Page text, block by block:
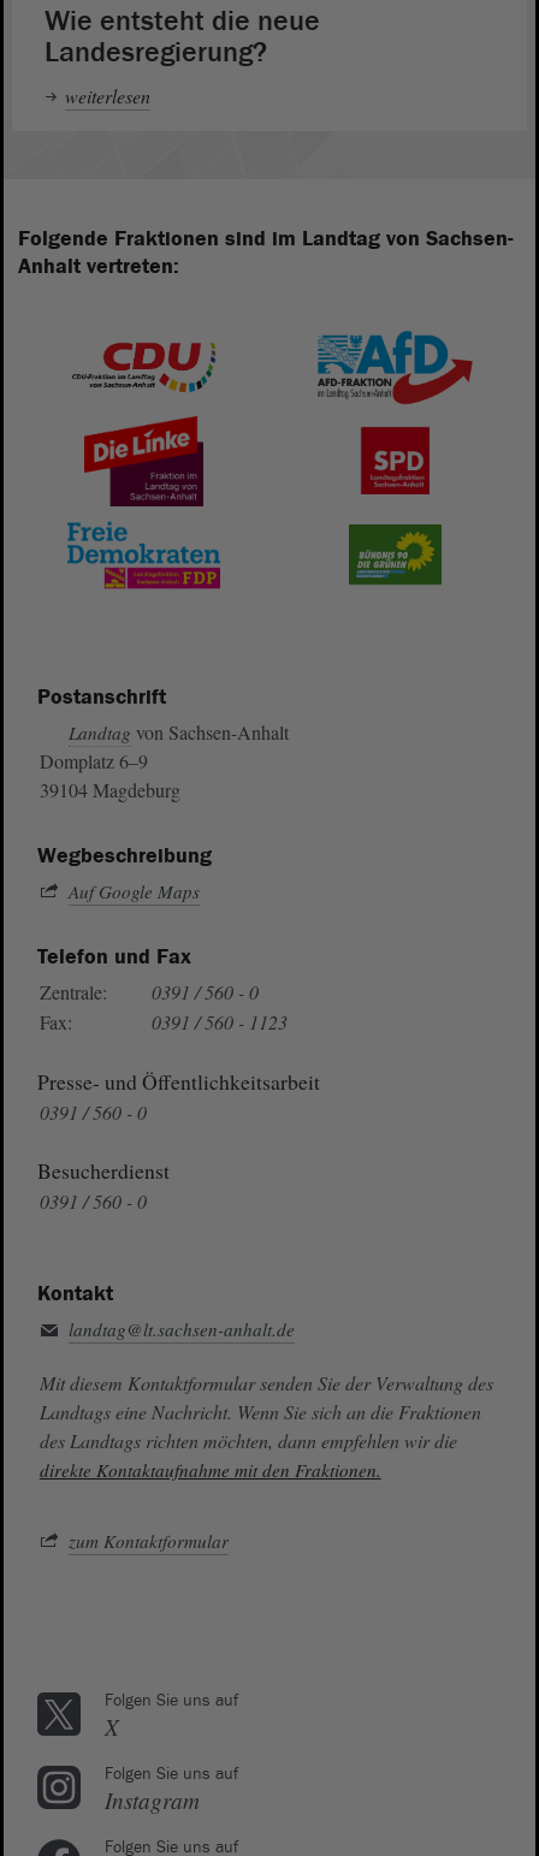
Wie entsteht die neue
Landesregierung?
weiterlesen
Folgende Fraktionen sind im Landtag von Sachsen-
Anhalt vertreten:
Postanschrift
Landtag von Sachsen-Anhalt
Domplatz 6–9
39104 Magdeburg
Wegbeschreibung
Auf Google Maps
Telefon und Fax
Zentrale:
0391 / 560 - 0
Fax:
0391 / 560 - 1123
Presse- und Öffentlichkeitsarbeit
0391 / 560 - 0
Besucherdienst
0391 / 560 - 0
Kontakt
landtag@lt.sachsen-anhalt.de
Mit diesem Kontaktformular senden Sie der Verwaltung des
Landtags eine Nachricht. Wenn Sie sich an die Fraktionen
des Landtags richten möchten, dann empfehlen wir die
direkte Kontaktaufnahme mit den Fraktionen.
zum Kontaktformular
Folgen Sie uns auf
X
Folgen Sie uns auf
Instagram
Folgen Sie uns auf